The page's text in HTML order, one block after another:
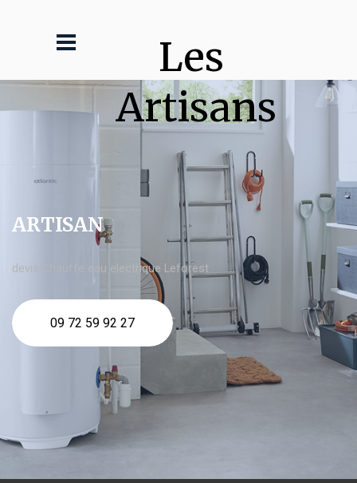
Les
Artisans
ARTISAN
devis Chauffe eau electrique Leforest
09 72 59 92 27